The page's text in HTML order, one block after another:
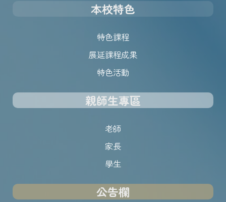
本校特色
特色課程
展延課程成果
特色活動
親師生專區
老師
家長
學生
公告欄